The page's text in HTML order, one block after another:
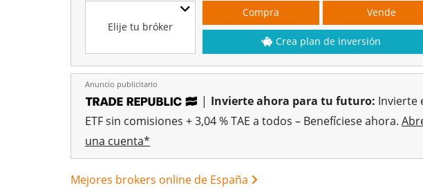
Elije tu bróker
Compra Vende
Crea plan de inversión
Anuncio publicitario
| Invierte ahora para tu futuro: Invierte
ETF sin comisiones + 3,04 % TAE a todos – Benefíciese ahora.
una cuenta*
Mejores brokers online de España